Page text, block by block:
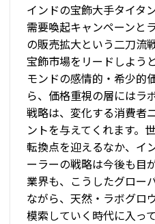
インドの宝飾大手タイタ
需要喚起キャンペーンと
の販売拡大という二刀流
宝飾市場をリードしよう
モンドの感情的・希少的
ら、価格重視の層にはラ
戦略は、変化する消費者
ントを与えてくれます。
転換点を迎えるなか、イ
ーラーの戦略は今後も目
業界も、こうしたグロー
ながら、天然・ラボグロ
模索していく時代に入っ